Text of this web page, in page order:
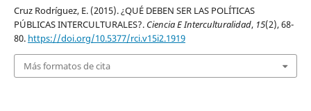
Cruz Rodríguez, E. (2015). ¿QUÉ DEBEN SER LAS POLÍTICAS
PÚBLICAS INTERCULTURALES?. Ciencia E Interculturalidad, 15(2), 68-
80. https://doi.org/10.5377/rci.v15i2.1919
Más formatos de cita